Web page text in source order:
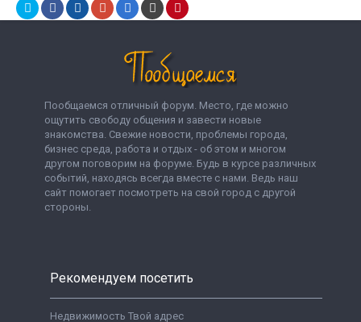
Пообщаемся отличный форум. Место, где можно
ощутить свободу общения и завести новые
знакомства. Свежие новости, проблемы города,
бизнес среда, работа и отдых - об этом и многом
другом поговорим на форуме. Будь в курсе различных
событий, находясь всегда вместе с нами. Ведь наш
сайт помогает посмотреть на свой город с другой
стороны.
Рекомендуем посетить
Недвижимость Твой адрес